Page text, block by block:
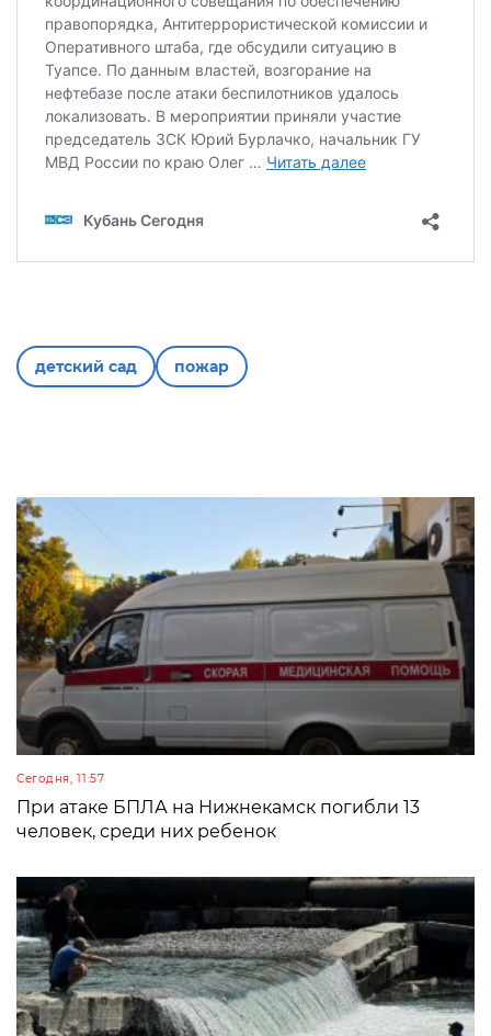
детский сад пожар
Сегодня, 11:57
При атаке БПЛА на Нижнекамск погибли 13
человек, среди них ребенок